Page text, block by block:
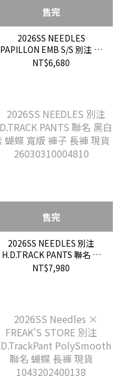
售完
2026SS NEEDLES
PAPILLON EMB S/S 別注 褶
襉 褶皺 黑紫 灰藍 短袖 襯衫
NT$6,680
售完
2026SS NEEDLES 別注
H.D.TRACK PANTS 聯名 黑
白紫 蝴蝶 寬版 褲子 長褲 現
NT$7,980